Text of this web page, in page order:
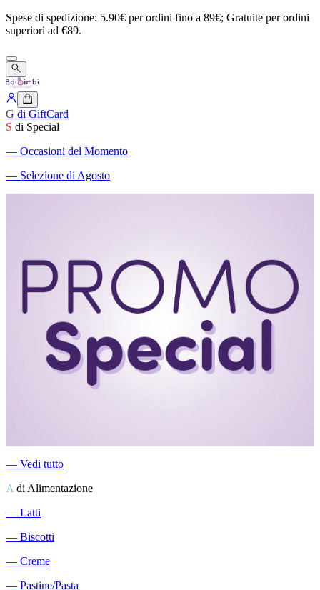
Spese di spedizione: 5.90€ perordini fino a 89€; Gratuite perordini
superiori ad €89.
G di GiftCard
S di Special
― Occasioni del Momento
― Selezione di Agosto
― Vedi tutto
A di Alimentazione
― Latti
― Biscotti
― Creme
― Pastine/Pasta